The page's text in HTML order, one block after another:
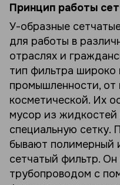
Принцип работы
У-образные
для работы в
отраслях и
тип фильтра широко
промышленности,
косметической. Их
мусор из жидкостей
специальную сетку.
бывают полимерный
сетчатый фильтр.
трубопроводом с